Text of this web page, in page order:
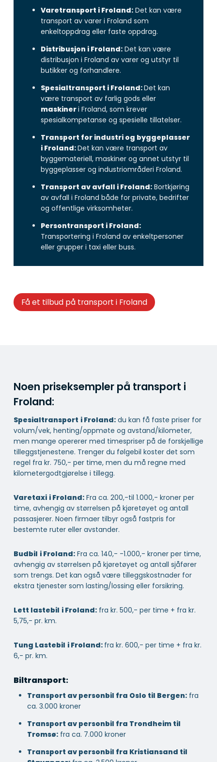
Varetransport i Froland: Det kan være
transport av varer i Froland som
enkeltoppdrag eller faste oppdrag.
Distribusjon i Froland: Det kan være
distribusjon i Froland av varer og utstyr til
butikker og forhandlere.
Spesialtransport i Froland:Det kan
være transport av farlig gods eller
maskineri Froland, som krever
spesialkompetanse og spesielle tillatelser.
Transport for industri og byggeplasser
i Froland:Det kan være transport av
byggemateriell, maskiner og annet utstyr til
byggeplasser og industriområderi Froland.
Transport av avfall i Froland: Bortkjøring
av avfall i Froland både for private, bedrifter
og offentlige virksomheter.
Persontransport i Froland:
Transportering i Froland av enkeltpersoner
eller grupper i taxi eller buss.
Få et tilbud på transport i Froland
Noen priseksempler på transport i
Froland:
Spesialtransport i Froland: du kan få faste priser for
volum/vek, henting/oppmøte og avstand/kilometer,
men mange opererer med timespriser på de forskjellige
tilleggstjenestene. Trenger du følgebil koster det som
regel fra kr. 750,- per time, men du må regne med
kilometergodtgjørelse i tillegg.
Varetaxi i Froland: Fra ca. 200,-til 1.000,- kroner per
time, avhengig av størrelsen på kjøretøyet og antall
passasjerer. Noen firmaer tilbyr også fastpris for
bestemte ruter eller avstander.
Budbil i Froland: Fra ca. 140,- -1.000,- kroner per time,
avhengig av størrelsen på kjøretøyet og antall sjåfører
som trengs. Det kan også være tilleggskostnader for
ekstra tjenester som lasting/lossing eller forsikring.
Lett lastebil i Froland: fra kr. 500,- per time + fra kr.
5,75,- pr. km.
Tung Lastebil i Froland: fra kr. 600,- per time + fra kr.
6,- pr. km.
Biltransport:
Transport av personbil fra Oslo til Bergen: fra
ca. 3.000 kroner
Transport av personbil fra Trondheim til
Tromsø: fra ca. 7.000 kroner
Transport av personbil fra Kristiansand til